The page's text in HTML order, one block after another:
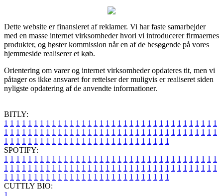
Dette website er finansieret af reklamer. Vi har faste samarbejder
med en masse internet virksomheder hvori vi introducerer firmaernes
produkter, og høster kommission når en af de besøgende på vores
hjemmeside realiserer et køb.
Orientering om varer og internet virksomheder opdateres tit, men vi
påtager os ikke ansvaret for rettelser der muligvis er realiseret siden
nyligste opdatering af de anvendte informationer.
BITLY:
1 1 1 1 1 1 1 1 1 1 1 1 1 1 1 1 1 1 1 1 1 1 1 1 1 1 1 1 1 1 1 1 1 1 1 1
1 1 1 1 1 1 1 1 1 1 1 1 1 1 1 1 1 1 1 1 1 1 1 1 1 1 1 1 1 1 1 1 1 1 1 1
1 1 1 1 1 1 1 1 1 1 1 1 1 1 1 1 1 1 1 1 1 1 1 1 1 1 1 1
SPOTIFY:
1 1 1 1 1 1 1 1 1 1 1 1 1 1 1 1 1 1 1 1 1 1 1 1 1 1 1 1 1 1 1 1 1 1 1 1
1 1 1 1 1 1 1 1 1 1 1 1 1 1 1 1 1 1 1 1 1 1 1 1 1 1 1 1 1 1 1 1 1 1 1 1
1 1 1 1 1 1 1 1 1 1 1 1 1 1 1 1 1 1 1 1 1 1 1 1 1 1 1 1
CUTTLY BIO: